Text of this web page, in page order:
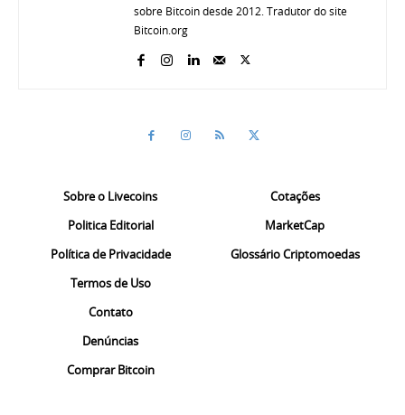
sobre Bitcoin desde 2012. Tradutor do site
Bitcoin.org
Sobre o Livecoins
Politica Editorial
Política de Privacidade
Termos de Uso
Contato
Denúncias
Comprar Bitcoin
Cotações
MarketCap
Glossário Criptomoedas